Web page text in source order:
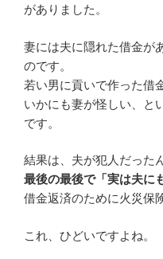
がありました。
妻には夫に隠れた借金が
のです。
若い男に貢いで作った借
いかにも妻が怪しい、と
です。
結果は、夫が犯人だった
最後の最後で「実は夫に
借金返済のために火災保
これ、ひどいですよね。